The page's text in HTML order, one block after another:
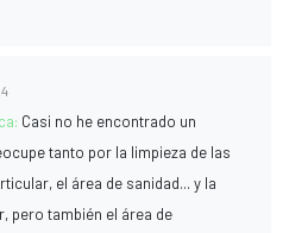
Casi no he encontrado un
tanto por la limpieza de las
el área de sanidad... y la
pero también el área de